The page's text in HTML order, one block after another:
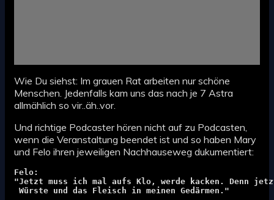
Wie Du siehst: Im grauen Rat arbeiten nur schöne
Menschen. Jedenfalls kam uns das nach je 7 Astra
allmählich so vir..äh..vor.
Und richtige Podcaster hören nicht auf zu Podcasten,
wenn die Veranstaltung beendet ist und so haben Mary
und Felo ihren jeweiligen Nachhauseweg dukumentiert:
Felo:
"Jetzt muss ich mal aufs Klo, werde kacken. Denn
Würste und das Fleisch in meinen Gedärmen."